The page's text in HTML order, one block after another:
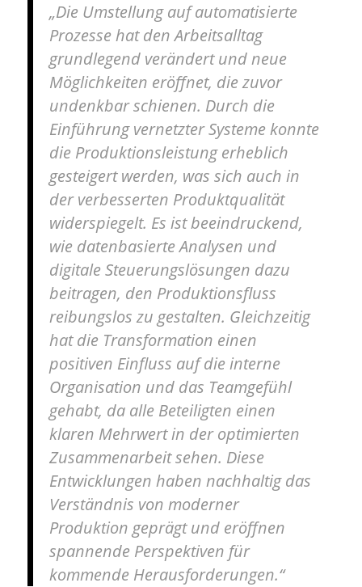
„Die Umstellung auf automatisierte
Prozesse hat den Arbeitsalltag
grundlegend verändert und neue
Möglichkeiten eröffnet, die zuvor
undenkbar schienen. Durch die
Einführung vernetzter Systeme konnte
die Produktionsleistung erheblich
gesteigert werden, was sich auch in
der verbesserten Produktqualität
widerspiegelt. Es ist beeindruckend,
wie datenbasierte Analysen und
digitale Steuerungslösungen dazu
beitragen, den Produktionsfluss
reibungslos zu gestalten. Gleichzeitig
hat die Transformation einen
positiven Einfluss auf die interne
Organisation und das Teamgefühl
gehabt, da alle Beteiligten einen
klaren Mehrwert in der optimierten
Zusammenarbeit sehen. Diese
Entwicklungen haben nachhaltig das
Verständnis von moderner
Produktion geprägt und eröffnen
spannende Perspektiven für
kommende Herausforderungen.“